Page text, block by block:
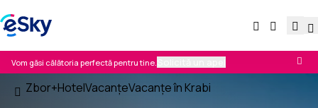
Vom găsi călătoria perfectă pentru tine.
Zbor+HotelVacanţeVacanţe în Krabi